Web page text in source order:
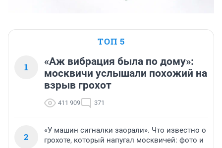
ТОП 5
1
«Аж вибрация была по дому»:
москвичи услышали похожий на
взрыв грохот
411 909 371
2
«У машин сигналки заорали». Что известно о
грохоте, который напугал москвичей: фото и